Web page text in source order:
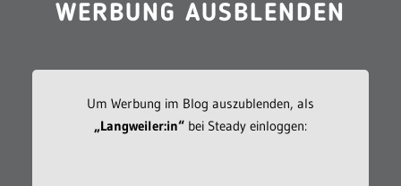
WERBUNG AUSBLENDEN
Um Werbung im Blog auszublenden, als
„Langweiler:in“bei Steady einloggen: